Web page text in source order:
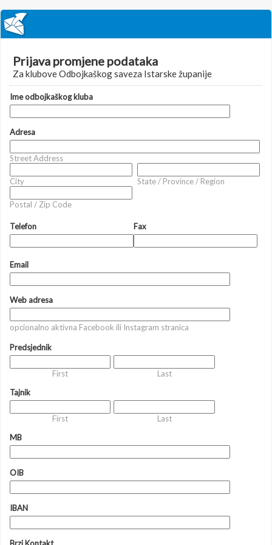
Prijava promjene podataka
Za klubove Odbojkaškog saveza Istarske županije
Ime odbojkaškog kluba
Adresa
Street Address
City State / Province / Region
Postal / Zip Code
Telefon Fax
Email
Web adresa
opcionalno aktivna Facebook ili Instagram stranica
Predsjednik
First
Last
Tajnik
First
Last
MB
OIB
IBAN